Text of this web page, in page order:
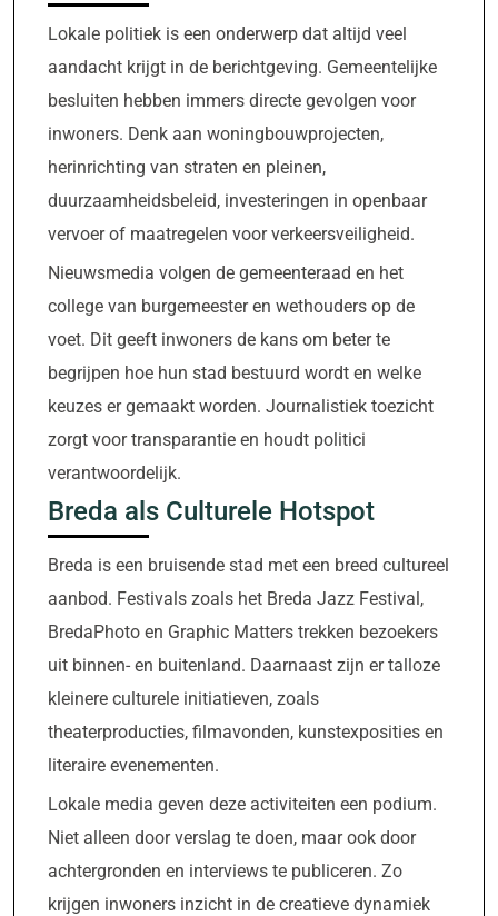
Lokale politiek is een onderwerp dat altijd veel
aandacht krijgt in de berichtgeving. Gemeentelijke
besluiten hebben immers directe gevolgen voor
inwoners. Denk aan woningbouwprojecten,
herinrichting van straten en pleinen,
duurzaamheidsbeleid, investeringen in openbaar
vervoer of maatregelen voor verkeersveiligheid.
Nieuwsmedia volgen de gemeenteraad en het
college van burgemeester en wethouders op de
voet. Dit geeft inwoners de kans om beter te
begrijpen hoe hun stad bestuurd wordt en welke
keuzes er gemaakt worden. Journalistiek toezicht
zorgt voor transparantie en houdt politici
verantwoordelijk.
Breda als Culturele Hotspot
Breda is een bruisende stad met een breed cultureel
aanbod. Festivals zoals het Breda Jazz Festival,
BredaPhoto en Graphic Matters trekken bezoekers
uit binnen- en buitenland. Daarnaast zijn er talloze
kleinere culturele initiatieven, zoals
theaterproducties, filmavonden, kunstexposities en
literaire evenementen.
Lokale media geven deze activiteiten een podium.
Niet alleen door verslag te doen, maar ook door
achtergronden en interviews te publiceren. Zo
krijgen inwoners inzicht in de creatieve dynamiek